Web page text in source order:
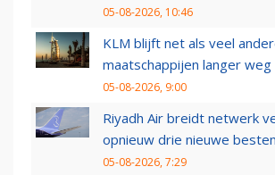
05-08-2026, 10:46
KLM blijft net als veel
maatschappijen langer
05-08-2026, 9:00
Riyadh Air breidt netwerk
opnieuw drie nieuwe
05-08-2026, 7:29